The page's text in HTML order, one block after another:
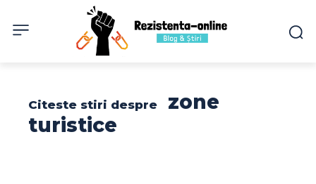
Citeste stiri despre
zone
turistice